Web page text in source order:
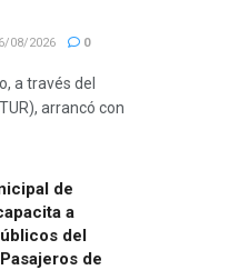
08/2026 0
a través del
arrancó con
de
a
del
de